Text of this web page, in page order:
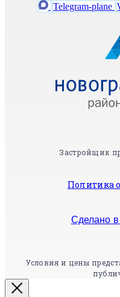
Telegram-plane
Застройщик
Политика
Сделано в
Условия и цены